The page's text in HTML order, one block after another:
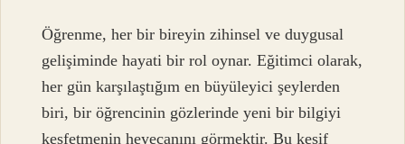
Öğrenme, her bir bireyin zihinsel ve duygusal
gelişiminde hayati bir rol oynar. Eğitimci olarak,
her gün karşılaştığım en büyüleyici şeylerden
biri, bir öğrencinin gözlerinde yeni bir bilgiyi
keşfetmenin heyecanını görmektir. Bu keşif